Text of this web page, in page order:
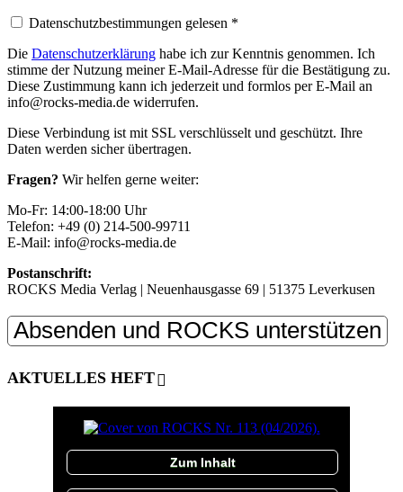
Datenschutzbestimmungen gelesen *
Die Datenschutzerklärung habe ich zur Kenntnis genommen. Ich
stimme der Nutzung meiner E-Mail-Adresse für die Bestätigung zu.
Diese Zustimmung kann ich jederzeit und formlos per E-Mail an
info@rocks-media.de widerrufen.
Diese Verbindung ist mit SSL verschlüsselt und geschützt. Ihre
Daten werden sicher übertragen.
Fragen? Wir helfen gerne weiter:
Mo-Fr: 14:00-18:00 Uhr
Telefon: +49 (0) 214-500-99711
E-Mail: info@rocks-media.de
Postanschrift:
ROCKS Media Verlag | Neuenhausgasse 69 | 51375 Leverkusen
AKTUELLES HEFT
Zum Inhalt